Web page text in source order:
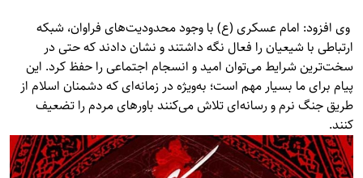
وی افزود: امام عسکری (ع) با وجود محدودیت‌های فراوان، شبکه
ارتباطی با شیعیان را فعال نگه داشتند و نشان دادند که حتی در
سخت‌ترین شرایط می‌توان امید و انسجام اجتماعی را حفظ کرد. این
پیام برای ما بسیار مهم است؛ به‌ویژه در زمانه‌ای که دشمنان اسلام از
طریق جنگ نرم و رسانه‌ای تلاش می‌کنند باورهای مردم را تضعیف
کنند.